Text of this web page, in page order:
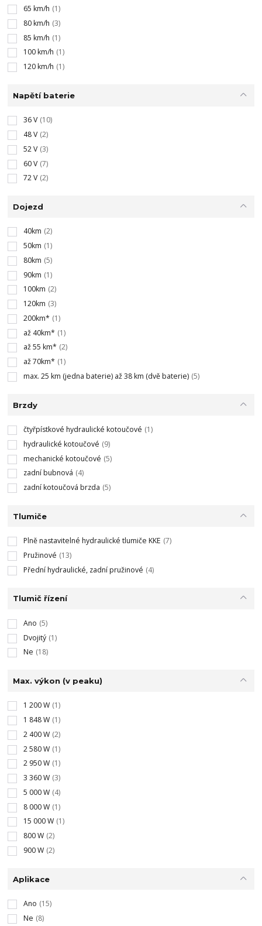
65 km/h (1)
80 km/h (3)
85 km/h (1)
100 km/h (1)
120 km/h (1)
Napětí baterie
36 V (10)
48 V (2)
52 V (3)
60 V (7)
72 V (2)
Dojezd
40km (2)
50km (1)
80km (5)
90km (1)
100km (2)
120km (3)
200km* (1)
až 40km* (1)
až 55 km* (2)
až 70km* (1)
max. 25 km (jedna baterie) až 38 km (dvě baterie) (5)
Brzdy
čtyřpístkové hydraulické kotoučové (1)
hydraulické kotoučové (9)
mechanické kotoučové (5)
zadní bubnová (4)
zadní kotoučová brzda (5)
Tlumiče
Plně nastavitelné hydraulické tlumiče KKE (7)
Pružinové (13)
Přední hydraulické, zadní pružinové (4)
Tlumič řízení
Ano (5)
Dvojitý (1)
Ne (18)
Max. výkon (v peaku)
1 200 W (1)
1 848 W (1)
2 400 W (2)
2 580 W (1)
2 950 W (1)
3 360 W (3)
5 000 W (4)
8 000 W (1)
15 000 W (1)
800 W (2)
900 W (2)
Aplikace
Ano (15)
Ne (8)